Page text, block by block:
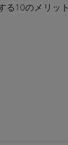
る10のメリット